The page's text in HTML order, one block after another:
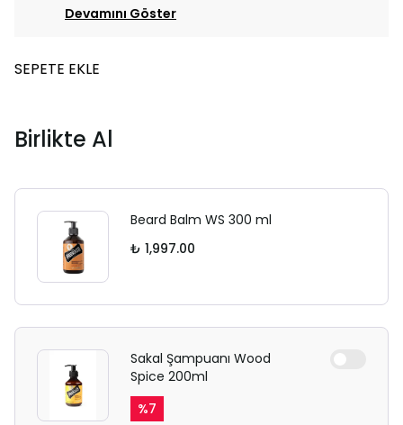
Devamını Göster
SEPETE EKLE
Birlikte Al
Beard Balm WS 300 ml
₺ 1,997.00
Sakal Şampuanı Wood
Spice 200ml
%7